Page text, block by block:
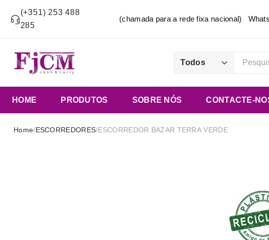
(+351) 253 488
285
(chamada para a rede fixa nacional)
Todos
HOME PRODUTOS SOBRE NÓS CONTACTE-
Home/ESCORREDORES/ESCORREDOR BAZAR TERRA VERDE